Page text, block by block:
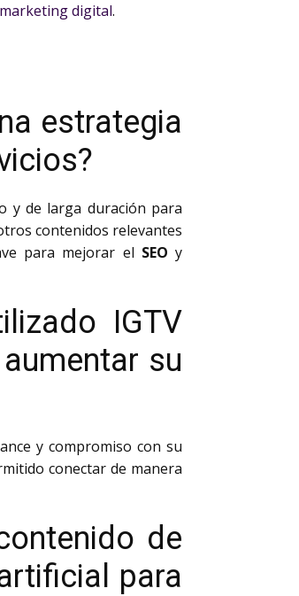
digital.
estrategia
y de larga duración para
contenidos relevantes
para mejorar el SEO y
IGTV
su
y compromiso con su
conectar de manera
de
para